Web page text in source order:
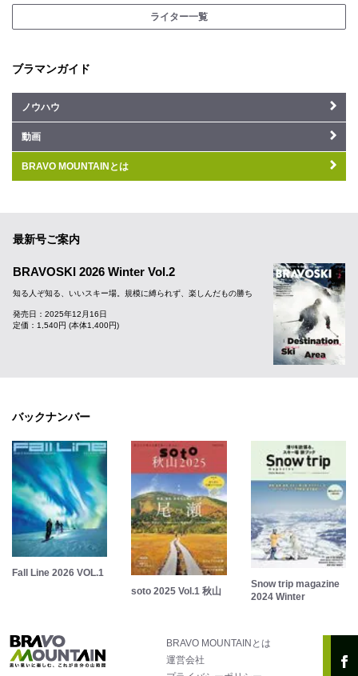
ライター一覧
ブラマンガイド
ノウハウ
動画
BRAVO MOUNTAINとは
最新号ご案内
BRAVOSKI 2026 Winter Vol.2
知る人ぞ知る、いいスキー場。規模に縛られず、楽しんだもの勝ち
発売日：2025年12月16日
定価：1,540円 (本体1,400円)
バックナンバー
Fall Line 2026 VOL.1
soto 2025 Vol.1 秋山
Snow trip magazine
2024 Winter
BRAVO MOUNTAINとは
運営会社